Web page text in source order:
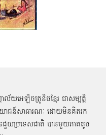
យអេឡិចត្រូនិចខ្មែរ ជាសម្បតិ្ត
រយោជន៍សាធារណៈ ដោយមិនគិតរក
ជួយប្រទេសជាតិ បានមួយភាគតូច